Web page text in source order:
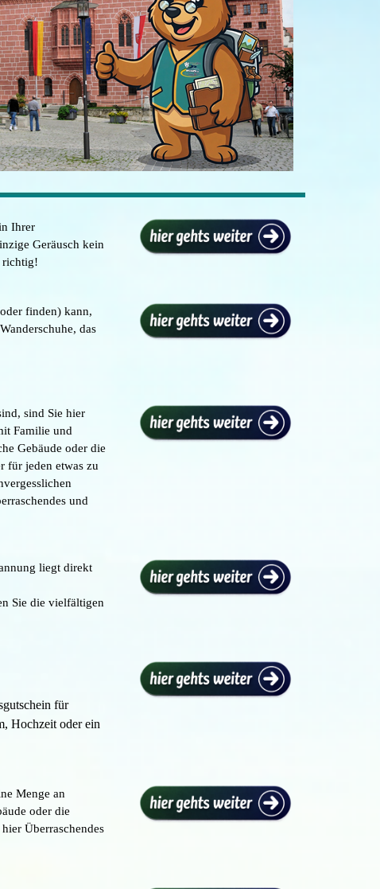
Ihrer
Geräusch kein
richtig!
finden) kann,
das
sind Sie hier
Familie und
Gebäude oder die
für jeden etwas zu
und
liegt direkt
Sie die vielfältigen
für
Hochzeit oder ein
Menge an
oder die
Überraschendes